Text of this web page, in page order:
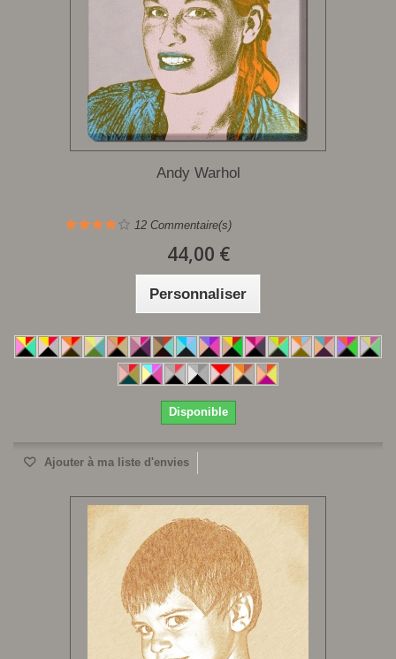
Andy Warhol
12 Commentaire(s)
44,00 €
Personnaliser
Disponible
Ajouter à ma liste d'envies